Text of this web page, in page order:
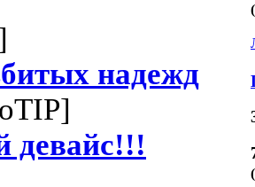
надежд
девайс!!!